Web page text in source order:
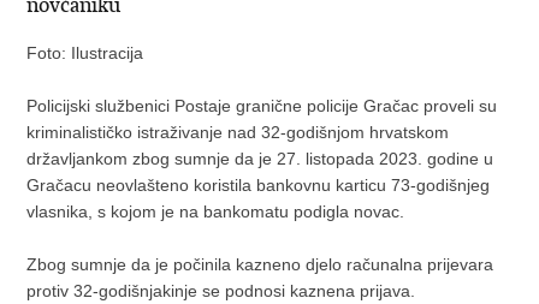
Foto: Ilustracija
Policijski službenici Postaje granične policije Gračac proveli su
kriminalističko istraživanje nad 32-godišnjom hrvatskom
državljankom zbog sumnje da je 27. listopada 2023. godine u
Gračacu neovlašteno koristila bankovnu karticu 73-godišnjeg
vlasnika, s kojom je na bankomatu podigla novac.
Zbog sumnje da je počinila kazneno djelo računalna prijevara
protiv 32-godišnjakinje se podnosi kaznena prijava.